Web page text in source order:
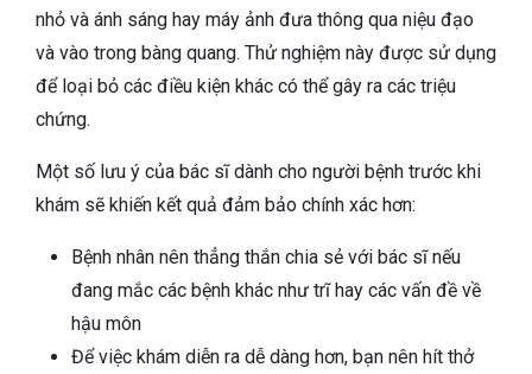
nhỏ và ánh sáng hay máy ảnh đưa thông qua niệu đạo
và vào trong bàng quang. Thử nghiệm này được sử dụng
để loại bỏ các điều kiện khác có thể gây ra các triệu
chứng.
Một số lưu ý của bác sĩ dành cho người bệnh trước khi
khám sẽ khiến kết quả đảm bảo chính xác hơn:
Bệnh nhân nên thẳng thắn chia sẻ với bác sĩ nếu
đang mắc các bệnh khác như trĩ hay các vấn đề về
hậu môn
Để việc khám diễn ra dễ dàng hơn, bạn nên hít thở